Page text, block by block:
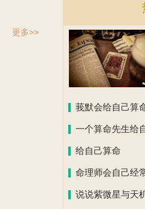
更多>>
莪默会给自己算
一个算命先生给
给自己算命
命理师会自己经
说说紫微星与天